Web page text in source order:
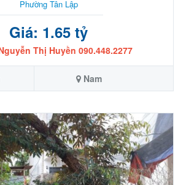
Phường Tân Lập
Giá: 1.65 tỷ
Thị Huyền 090.448.2277
Nam